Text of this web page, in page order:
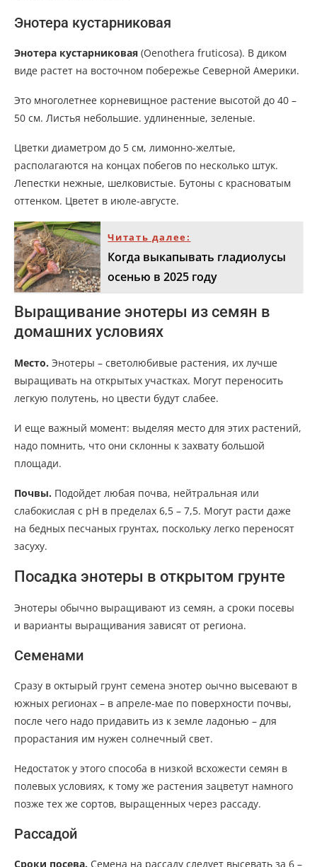
Энотера кустарниковая
Энотера кустарниковая (Oenothera fruticosa). В диком
виде растет на восточном побережье Северной Америки.
Это многолетнее корневищное растение высотой до 40 –
50 см. Листья небольшие. удлиненные, зеленые.
Цветки диаметром до 5 см, лимонно-желтые,
располагаются на концах побегов по несколько штук.
Лепестки нежные, шелковистые. Бутоны с красноватым
оттенком. Цветет в июле-августе.
Читать далее:
Когда выкапывать гладиолусы
осенью в 2025 году
Выращивание энотеры из семян в
домашних условиях
Место. Энотеры – светолюбивые растения, их лучше
выращивать на открытых участках. Могут переносить
легкую полутень, но цвести будут слабее.
И еще важный момент: выделяя место для этих растений,
надо помнить, что они склонны к захвату большой
площади.
Почвы. Подойдет любая почва, нейтральная или
слабокислая с рН в пределах 6,5 – 7,5. Могут расти даже
на бедных песчаных грунтах, поскольку легко переносят
засуху.
Посадка энотеры в открытом грунте
Энотеры обычно выращивают из семян, а сроки посевы
и варианты выращивания зависят от региона.
Семенами
Сразу в октырый грунт семена энотер оычно высевают в
южных регионах – в апреле-мае по поверхности почвы,
после чего надо придавить из к земле ладонью – для
прорастания им нужен солнечный свет.
Недостаток у этого способа в низкой всхожести семян в
полевых условиях, к тому же растения зацветут намного
позже тех же сортов, выращенных через рассаду.
Рассадой
Сроки посева. Семена на рассаду следует высевать за 6 –